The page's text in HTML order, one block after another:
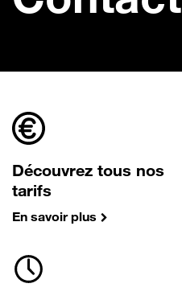
Découvrez tous nos
tarifs
En savoir plus